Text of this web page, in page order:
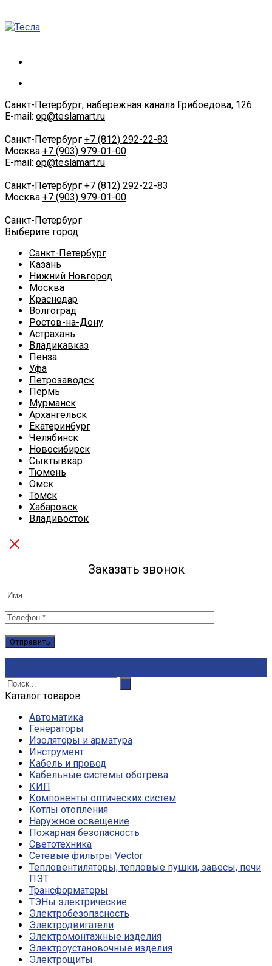
Санкт-Петербург, набережная канала Грибоедова, 126
E-mail: op@teslamart.ru
Санкт-Петербург +7 (812) 292-22-83
Москва +7 (903) 979-01-00
E-mail: op@teslamart.ru
Санкт-Петербург +7 (812) 292-22-83
Москва +7 (903) 979-01-00
Санкт-Петербург
Выберите город
Санкт-Петербург
Казань
Нижний Новгород
Москва
Краснодар
Волгоград
Ростов-на-Дону
Астрахань
Владикавказ
Пенза
Уфа
Петрозаводск
Пермь
Мурманск
Архангельск
Екатеринбург
Челябинск
Новосибирск
Сыктывкар
Тюмень
Омск
Томск
Хабаровск
Владивосток
Заказать звонок
Каталог товаров
Автоматика
Генераторы
Изоляторы и арматура
Инструмент
Кабель и провод
Кабельные системы обогрева
КИП
Компоненты оптических систем
Котлы отопления
Наружное освещение
Пожарная безопасность
Светотехника
Сетевые фильтры Vector
Тепловентиляторы, тепловые пушки, завесы, печи
ПЭТ
Трансформаторы
ТЭНы электрические
Электробезопасность
Электродвигатели
Электромонтажные изделия
Электроустановочные изделия
Электрощиты